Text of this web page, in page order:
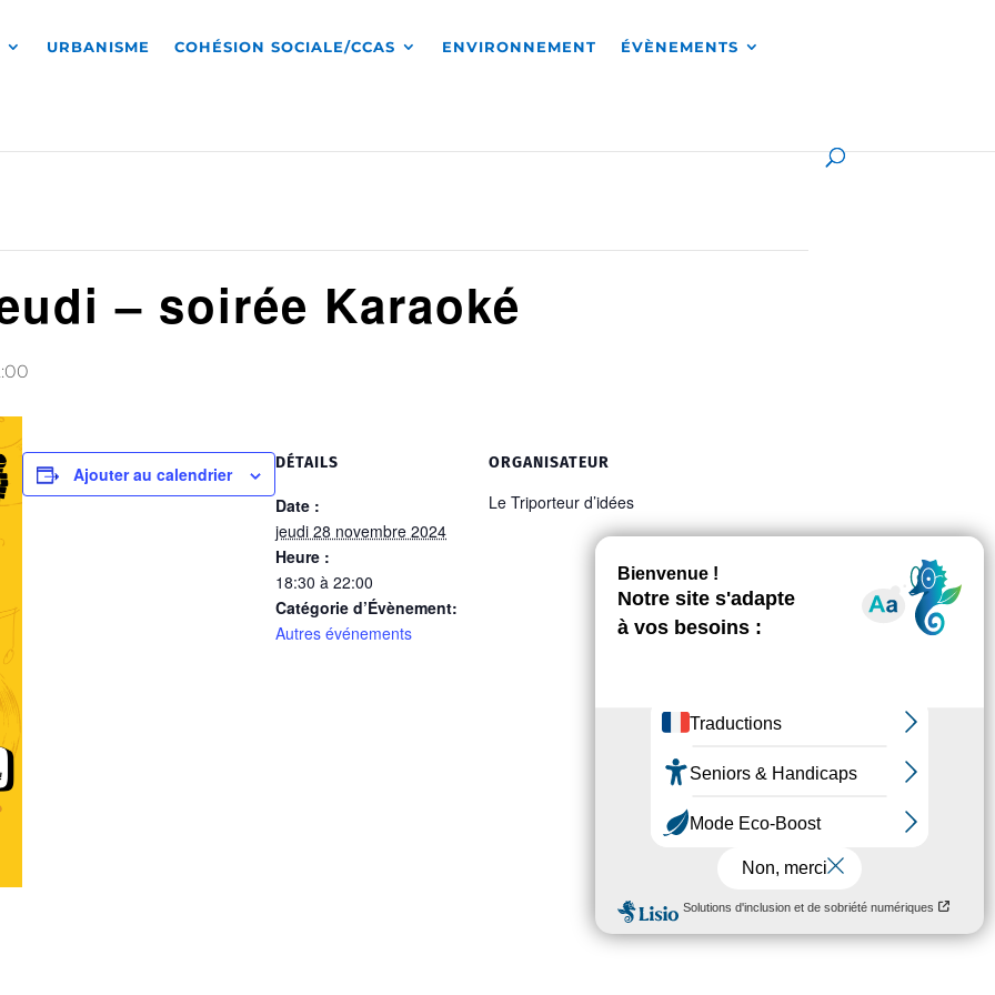
URBANISME COHÉSION SOCIALE/CCAS ENVIRONNEMENT ÉVÈNEMENTS
– soirée Karaoké
Ajouter au calendrier
DÉTAILS
Date :
jeudi 28 novembre 2024
Heure :
18:30 à 22:00
Catégorie d’Évènement:
Autres événements
ORGANISATEUR
Le Triporteur d’idées